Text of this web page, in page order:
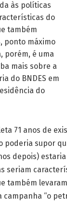
às políticas
do
também
ponto máximo
porém, é uma
mais sobre a
do BNDES em
do
71 anos de
poderia supor
depois)
seriam
também
campanha “o